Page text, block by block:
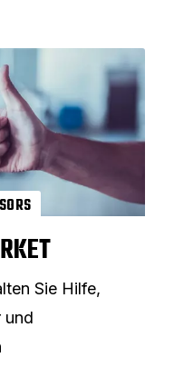
Sie Hilfe,
und